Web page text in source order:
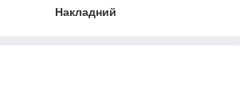
Накладний